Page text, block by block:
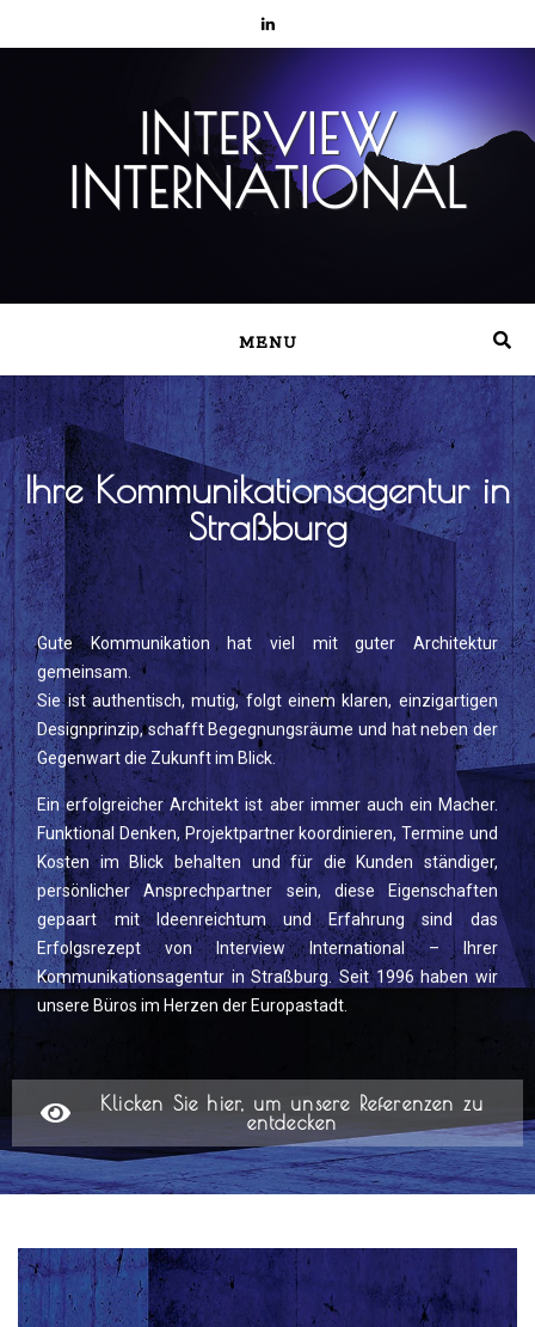
INTERVIEW
INTERNATIONAL
MENU
Ihre Kommunikationsagentur in
Straßburg
Gute Kommunikation hat viel mit guter Architektur
gemeinsam.
Sie ist authentisch, mutig, folgt einem klaren, einzigartigen
Designprinzip, schafft Begegnungsräume und hat neben der
Gegenwart die Zukunft im Blick.
Ein erfolgreicher Architekt ist aber immer auch ein Macher.
Funktional Denken, Projektpartner koordinieren, Termine und
Kosten im Blick behalten und für die Kunden ständiger,
persönlicher Ansprechpartner sein, diese Eigenschaften
gepaart mit Ideenreichtum und Erfahrung sind das
Erfolgsrezept von Interview International – Ihrer
Kommunikationsagentur in Straßburg. Seit 1996 haben wir
unsere Büros im Herzen der Europastadt.
Klicken Sie hier, um unsere Referenzen zu
entdecken